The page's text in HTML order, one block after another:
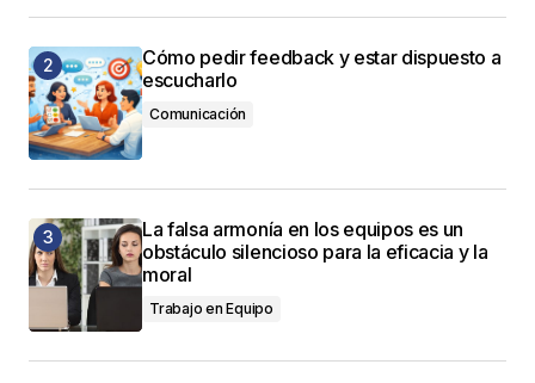
Cómo pedir feedback y estar dispuesto a
escucharlo
Comunicación
La falsa armonía en los equipos es un
obstáculo silencioso para la eficacia y la
moral
Trabajo en Equipo